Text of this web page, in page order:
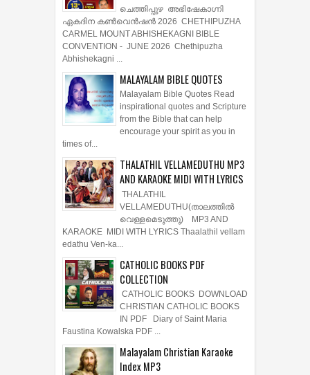
ചെത്തിപ്പുഴ അഭിഷേകാഗ്നി
ഏകദിന കൺവെൻഷൻ 2026 CHETHIPUZHA
CARMEL MOUNT ABHISHEKAGNI BIBLE
CONVENTION - JUNE 2026 Chethipuzha
Abhishekagni ...
MALAYALAM BIBLE QUOTES
Malayalam Bible Quotes Read
inspirational quotes and Scripture
from the Bible that can help
encourage your spirit as you in
times of...
THALATHIL VELLAMEDUTHU MP3
AND KARAOKE MIDI WITH LYRICS
THALATHIL
VELLAMEDUTHU(താലത്തില്‍
വെള്ളമെടുത്തു) MP3 AND
KARAOKE MIDI WITH LYRICS Thaalathil vellam
edathu Ven-ka...
CATHOLIC BOOKS PDF
COLLECTION
CATHOLIC BOOKS DOWNLOAD
CHRISTIAN CATHOLIC BOOKS
IN PDF Diary of Saint Maria
Faustina Kowalska PDF ...
Malayalam Christian Karaoke
Index MP3